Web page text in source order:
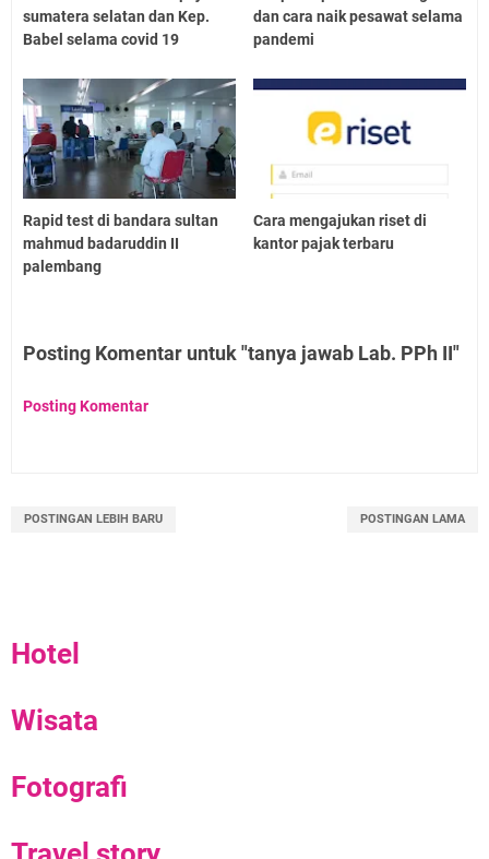
sumatera selatan dan Kep.
Babel selama covid 19
dan cara naik pesawat selama
pandemi
Rapid test di bandara sultan
mahmud badaruddin II
palembang
Cara mengajukan riset di
kantor pajak terbaru
Posting Komentar untuk "tanya jawab Lab. PPh II"
Posting Komentar
POSTINGAN LEBIH BARU POSTINGAN LAMA
Hotel
Wisata
Fotografi